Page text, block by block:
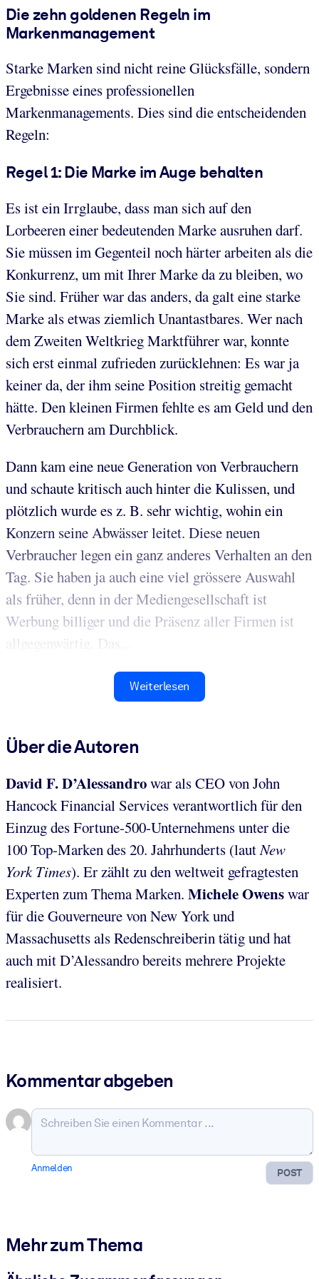
Die zehn goldenen Regeln im
Markenmanagement
Starke Marken sind nicht reine Glücksfälle, sondern
Ergebnisse eines professionellen
Markenmanagements. Dies sind die entscheidenden
Regeln:
Regel 1: Die Marke im Auge behalten
Es ist ein Irrglaube, dass man sich auf den
Lorbeeren einer bedeutenden Marke ausruhen darf.
Sie müssen im Gegenteil noch härter arbeiten als die
Konkurrenz, um mit Ihrer Marke da zu bleiben, wo
Sie sind. Früher war das anders, da galt eine starke
Marke als etwas ziemlich Unantastbares. Wer nach
dem Zweiten Weltkrieg Marktführer war, konnte
sich erst einmal zufrieden zurücklehnen: Es war ja
keiner da, der ihm seine Position streitig gemacht
hätte. Den kleinen Firmen fehlte es am Geld und den
Verbrauchern am Durchblick.
Dann kam eine neue Generation von Verbrauchern
und schaute kritisch auch hinter die Kulissen, und
plötzlich wurde es z. B. sehr wichtig, wohin ein
Konzern seine Abwässer leitet. Diese neuen
Verbraucher legen ein ganz anderes Verhalten an den
Tag. Sie haben ja auch eine viel grössere Auswahl
als früher, denn in der Mediengesellschaft ist
Werbung billiger und die Präsenz aller Firmen ist
allgegenwärtig. Das...
Weiterlesen
Über die Autoren
David F. D’Alessandrowar als CEO von John
Hancock Financial Services verantwortlich für den
Einzug des Fortune-500-Unternehmens unter die
100 Top-Marken des 20. Jahrhunderts (lautNew
York Times). Er zählt zu den weltweit gefragtesten
Experten zum Thema Marken. Michele Owenswar
für die Gouverneure von New York und
Massachusetts als Redenschreiberin tätig und hat
auch mit D’Alessandro bereits mehrere Projekte
realisiert.
Kommentar abgeben
POST
Anmelden
Mehr zum Thema